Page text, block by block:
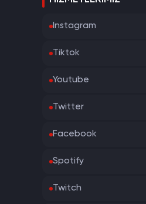
Instagram
Tiktok
Youtube
Twitter
Facebook
Spotify
Twitch